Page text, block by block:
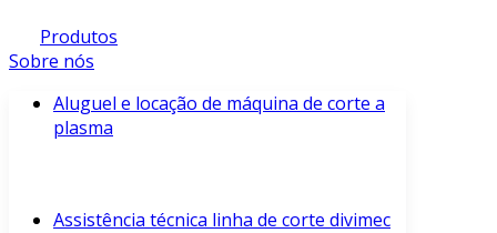
Produtos
Sobre nós
Aluguel e locação de máquina de corte a
plasma
Assistência técnica linha de corte divimec